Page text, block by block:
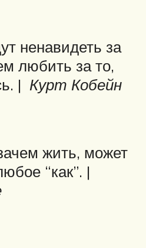
ненавидеть за
любить за то,
| Курт Кобейн
жить, может
“как”. |